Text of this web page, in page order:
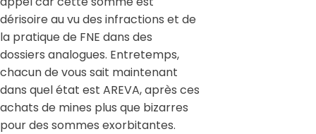
dérisoire au vu des infractions et de
la pratique de FNE dans des
dossiers analogues. Entretemps,
chacun de vous sait maintenant
dans quel état est AREVA, après ces
achats de mines plus que bizarres
pour des sommes exorbitantes.